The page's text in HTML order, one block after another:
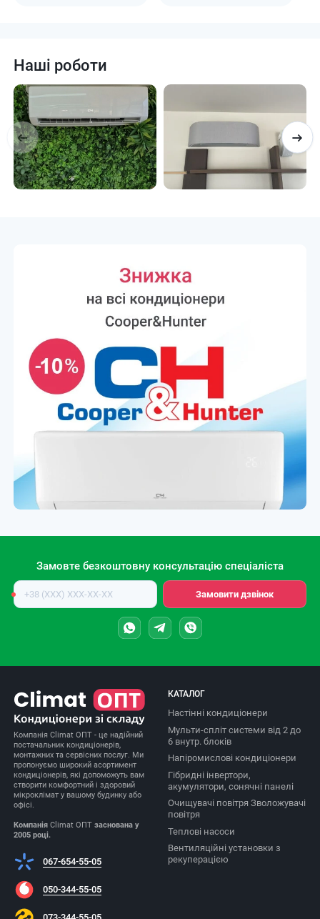
Наші роботи
Замовте безкоштовну консультацію спеціаліста
Номер
телефону
Замовити дзвінок
Компанія Climat ОПТ - це надійний
постачальник кондиціонерів,
монтажних та сервісних послуг. Ми
пропонуємо широкий асортимент
кондиціонерів, які допоможуть вам
створити комфортний і здоровий
мікроклімат у вашому будинку або
офісі.
Компанія Climat ОПТзаснована у
2005 році.
067-654-55-05
050-344-55-05
КАТАЛОГ
Настінні кондиціонери
Мульти-спліт системи від 2 до
6 внутр. блоків
Напіромислові кондиціонери
Гібридні інвертори,
акумулятори, сонячні панелі
Очищувачі повітря Зволожувачі
повітря
Теплові насоси
Вентиляційні установки з
рекуперацією